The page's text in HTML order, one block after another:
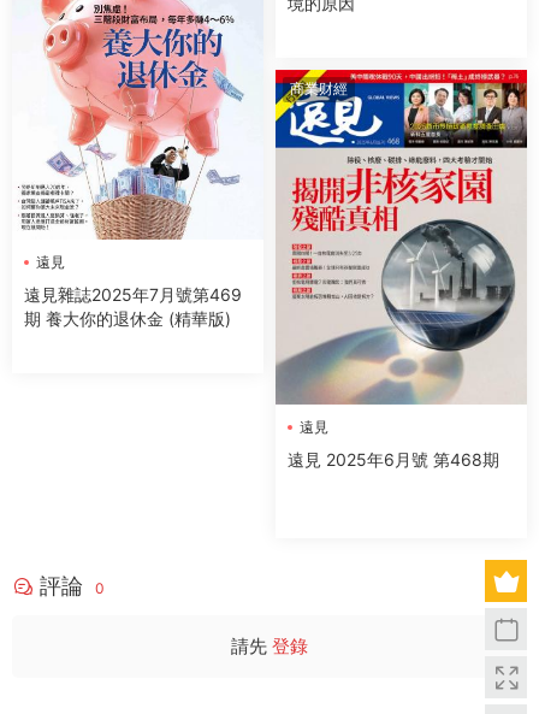
遠見
遠見雜誌2025年7月號第469
期 養大你的退休金 (精華版)
商業财經
遠見
遠見 2025年6月號 第468期
評論 0
請先 登錄